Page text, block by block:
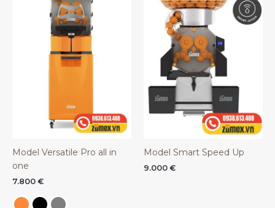
Model Versatile Pro all in
one
7.800 €
Model Smart Speed Up
9.000 €